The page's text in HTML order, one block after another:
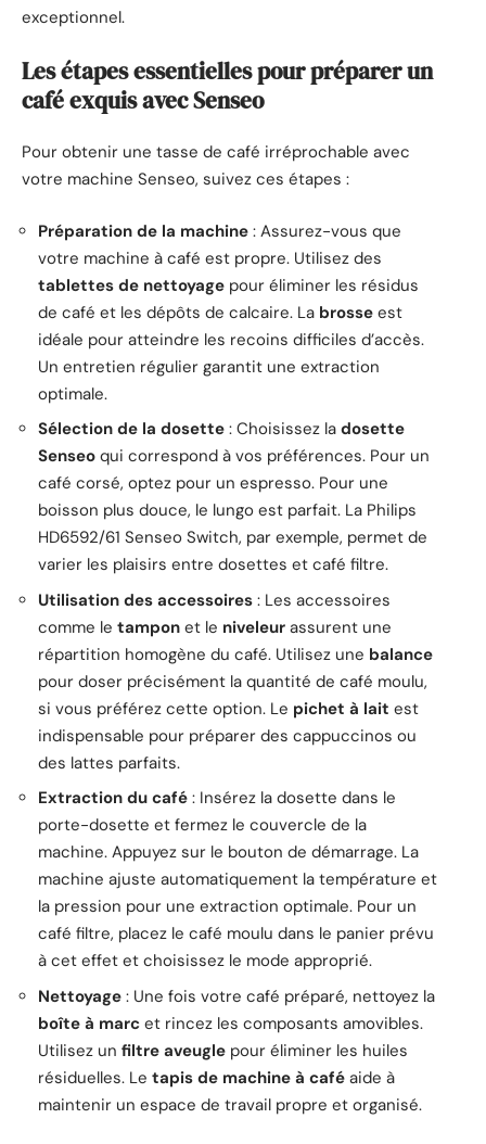
exceptionnel.
Les étapes essentielles pour préparer un
café exquis avec Senseo
Pour obtenir une tasse de café irréprochable avec
votre machine Senseo, suivez ces étapes :
Préparation de la machine : Assurez-vous que
votre machine à café est propre. Utilisez des
tablettes de nettoyage pour éliminer les résidus
de café et les dépôts de calcaire. La brosse est
idéale pour atteindre les recoins difficiles d’accès.
Un entretien régulier garantit une extraction
optimale.
Sélection de la dosette : Choisissez la dosette
Senseo qui correspond à vos préférences. Pour un
café corsé, optez pour un espresso. Pour une
boisson plus douce, le lungo est parfait. La Philips
HD6592/61 Senseo Switch, par exemple, permet de
varier les plaisirs entre dosettes et café filtre.
Utilisation des accessoires : Les accessoires
comme le tampon et le niveleur assurent une
répartition homogène du café. Utilisez une balance
pour doser précisément la quantité de café moulu,
si vous préférez cette option. Le pichet à lait est
indispensable pour préparer des cappuccinos ou
des lattes parfaits.
Extraction du café : Insérez la dosette dans le
porte-dosette et fermez le couvercle de la
machine. Appuyez sur le bouton de démarrage. La
machine ajuste automatiquement la température et
la pression pour une extraction optimale. Pour un
café filtre, placez le café moulu dans le panier prévu
à cet effet et choisissez le mode approprié.
Nettoyage : Une fois votre café préparé, nettoyez la
boîte à marc et rincez les composants amovibles.
Utilisez un filtre aveugle pour éliminer les huiles
résiduelles. Le tapis de machine à café aide à
maintenir un espace de travail propre et organisé.